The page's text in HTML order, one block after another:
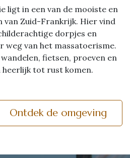
ligt in een van de mooiste en
van Zuid-Frankrijk. Hier vind
dorpjes en
weg van het massatoerisme.
fietsen, proeven en
tot rust komen.
Ontdek de omgeving